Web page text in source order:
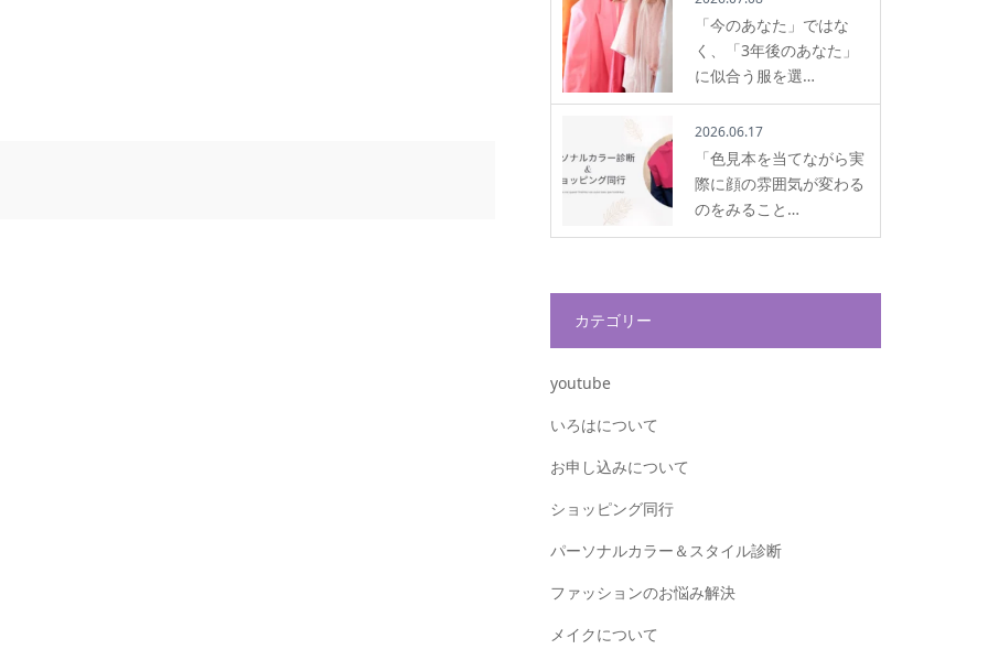
「今のあなた」ではな
く、「3年後のあなた」
に似合う服を選…
2026.06.17
「色見本を当てながら実
際に顔の雰囲気が変わる
のをみること…
カテゴリー
youtube
いろはについて
お申し込みについて
ショッピング同行
パーソナルカラー＆スタイル診断
ファッションのお悩み解決
メイクについて